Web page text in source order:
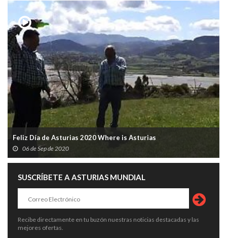
Feliz Día de Asturias 2020 Where is Asturias
06 de Sep de 2020
SUSCRÍBETE A ASTURIAS MUNDIAL
Recibe directamente en tu buzón nuestras noticias destacadas y las
mejores ofertas.